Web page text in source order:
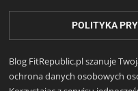
POLITYKA
Blog FitRepublic.pl szanuje
ochrona danych osobowych